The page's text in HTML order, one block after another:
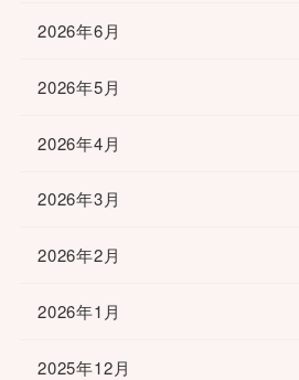
2026年6月
2026年5月
2026年4月
2026年3月
2026年2月
2026年1月
2025年12月